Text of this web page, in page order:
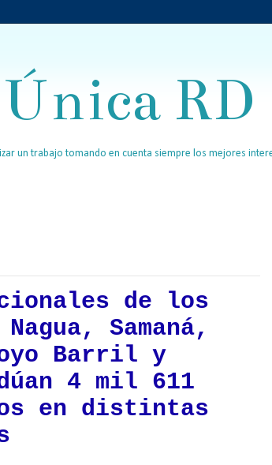
RD
un trabajo tomando en cuenta siempre los mejores
de los
Samaná,
Barril y
4 mil 611
en distintas